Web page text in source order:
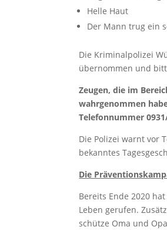
Helle Haut
Der Mann trug ein
Die Kriminalpolizei
übernommen und
Zeugen, die im
wahrgenommen
Telefonnummer
Die Polizei warnt vor
bekanntes
Die
Bereits Ende 2020
Leben gerufen.
schütze Oma und